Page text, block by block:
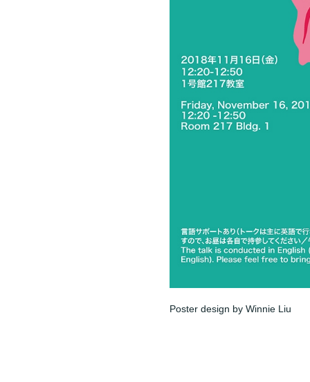
Poster design by Winnie Liu